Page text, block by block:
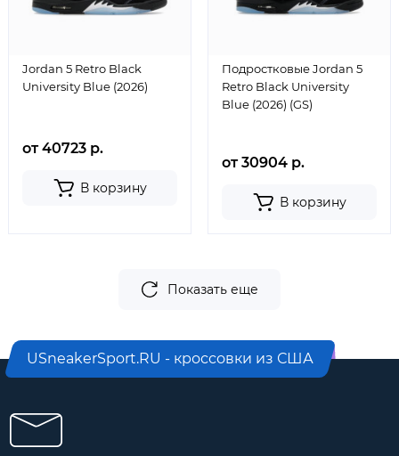
Jordan 5 Retro Black
University Blue (2026)
от 40723 р.
В корзину
Подростковые Jordan 5
Retro Black University
Blue (2026) (GS)
от 30904 р.
В корзину
Показать еще
USneakerSport.RU - кроссовки из США